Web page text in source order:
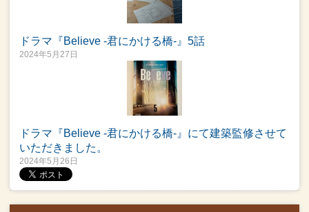
ドラマ『Believe -君にかける橋-』5話
2024年5月27日
ドラマ『Believe -君にかける橋-』にて建築監修させて
いただきました。
2024年5月26日